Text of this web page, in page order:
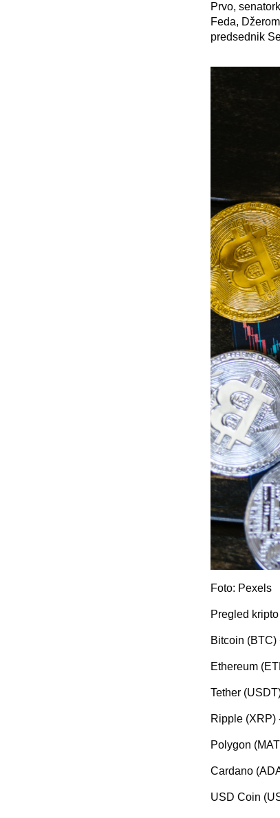
Prvo,
Feda,
predsednik
Foto: Pexels
Pregled
Bitcoin (BTC)
Ethereum
Tether
Ripple (XRP)
Polygon
Cardano
USD Coin